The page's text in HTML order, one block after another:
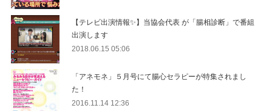
【テレビ出演情報✨】当協会代表 が「腸相診断」で番組
出演します
2018.06.15 05:06
「アネモネ」５月号にて腸心セラピーが特集されまし
た！
2016.11.14 12:36